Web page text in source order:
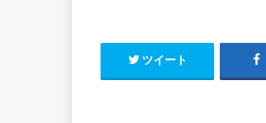
ツイート